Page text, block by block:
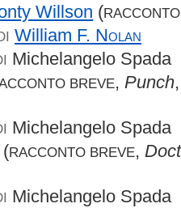
Willson (
William F. Nolan
Michelangelo Spada
BREVE, Punch
Michelangelo Spada
(RACCONTO BREVE,
Michelangelo Spada